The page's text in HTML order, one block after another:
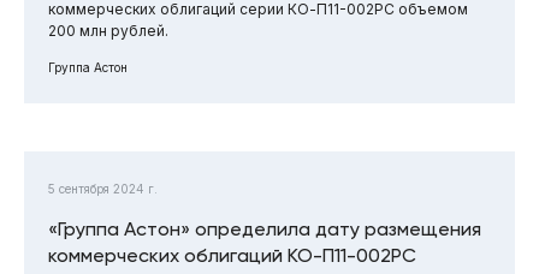
коммерческих облигаций серии КО-П11-002РС объемом
200 млн рублей.
Группа Астон
5 сентября 2024 г.
«Группа Астон» определила дату размещения
коммерческих облигаций КО-П11-002РС